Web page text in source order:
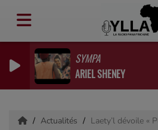
SYMPA
ARIEL SHENEY
Actualités Laety’l dévoile « Pli Bèl Anko » :